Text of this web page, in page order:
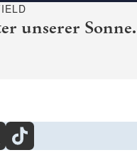
unserer Sonne.